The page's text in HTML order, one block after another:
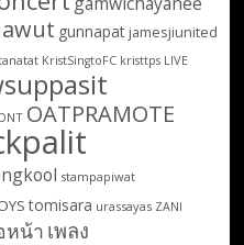
gunnapat jamesjiunited
KristSingtoFC kristtps LIVE
OATPRAMOTE
stampapiwat
tomisara urassayas ZANI
หน้า เพลง